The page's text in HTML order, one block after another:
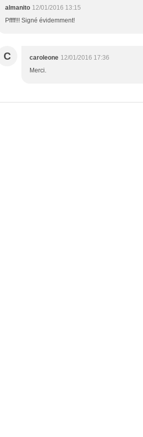
almanito 12/01/2016 13:15
Pffff!!! Signé évidemment!
C caroleone 12/01/2016 17:36
Merci.